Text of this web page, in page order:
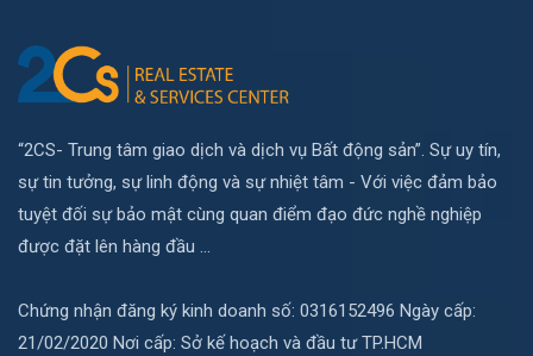
“2CS- Trung tâm giao dịch và dịch vụ Bất động sản”. Sự uy tín,
sự tin tưởng, sự linh động và sự nhiệt tâm - Với việc đảm bảo
tuyệt đối sự bảo mật cùng quan điểm đạo đức nghề nghiệp
được đặt lên hàng đầu ...
Chứng nhận đăng ký kinh doanh số: 0316152496 Ngày cấp:
21/02/2020 Nơi cấp: Sở kế hoạch và đầu tư TP.HCM